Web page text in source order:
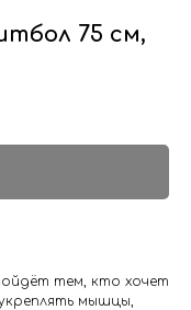
75 см,
тем, кто хочет
мышцы,